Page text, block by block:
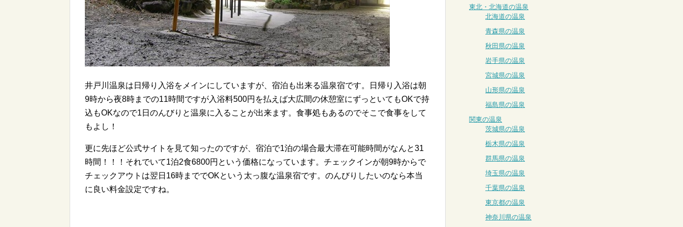
井戸川温泉は日帰り入浴をメインにしていますが、宿泊も出来る温泉宿です。日帰り入浴は朝
9時から夜8時までの11時間ですが入浴料500円を払えば大広間の休憩室にずっといてもOKで持
込もOKなので1日のんびりと温泉に入ることが出来ます。食事処もあるのでそこで食事をして
もよし！
更に先ほど公式サイトを見て知ったのですが、宿泊で1泊の場合最大滞在可能時間がなんと31
時間！！！それでいて1泊2食6800円という価格になっています。チェックインが朝9時からで
チェックアウトは翌日16時まででOKという太っ腹な温泉宿です。のんびりしたいのなら本当
に良い料金設定ですね。
東北・北海道の温泉
北海道の温泉
青森県の温泉
秋田県の温泉
岩手県の温泉
宮城県の温泉
山形県の温泉
福島県の温泉
関東の温泉
茨城県の温泉
栃木県の温泉
群馬県の温泉
埼玉県の温泉
千葉県の温泉
東京都の温泉
神奈川県の温泉